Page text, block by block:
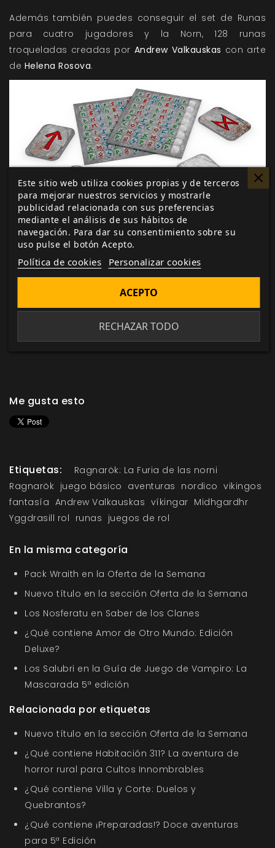
Además también puedes conseguir el set de Runas
para cuatro jugadores y la Norn, 128 runas
troqueladas creadas por Andrew Valkauskas con arte
de Helena Rosova.
Ragnarök: La furia de las nornir
Rúnico de Juego. Este sistema usa las veinticuatro
adéntrate en el mundo deRagnarök: La furia de las
Me gusta esto
Etiquetas:
Ragnarök: La Furia de las norni
Ragnarök juego básico aventuras nordico vikingos
fantasía Andrew Valkauskas víkingar Midhgardhr
Yggdrasill rol runas juegos de rol
En la misma categoría
Pack Wraith en la Oferta de la Semana
Nuevo título en la sección Oferta de la Semana
Los Nosferatu en Saber de los Clanes
¿Qué contiene Amor de Otro Mundo: Edición
Deluxe?
Los Salubri en la Guía de Juego de Vampiro: La
Mascarada 5ª edición
Relacionada por etiquetas
Nuevo título en la sección Oferta de la Semana
¿Qué contiene Habitación 311? La aventura de
horror rural para Cultos Innombrables
¿Qué contiene Villa y Corte: Duelos y
Quebrantos?
¿Qué contiene ¡Preparadas!? Doce aventuras
para 5ª Edición
Este sitio web utiliza cookies propias y de terceros
para mejorar nuestros servicios y mostrarle
publicidad relacionada con sus preferencias
mediante el análisis de sus hábitos de
navegación. Para dar su consentimiento sobre su
uso pulse el botón Acepto.
Política de cookies Personalizar cookies
RECHAZAR TODO
ACEPTO